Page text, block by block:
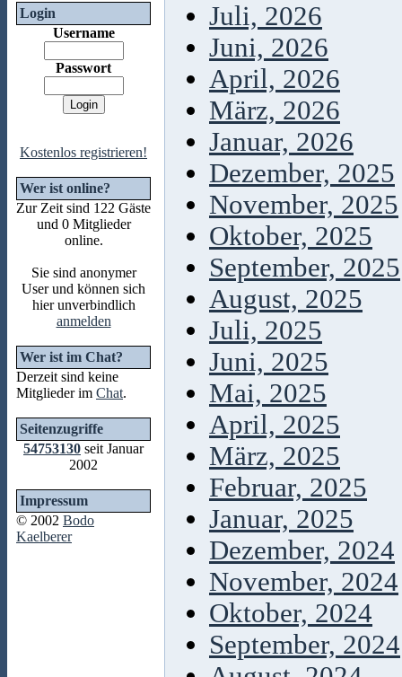
Login
Username
Passwort
Kostenlos registrieren!
Wer ist online?
Zur Zeit sind 122 Gäste
und 0 Mitglieder
online.
Sie sind anonymer
User und können sich
hier unverbindlich
anmelden
Wer ist im Chat?
Derzeit sind keine
Mitglieder im Chat.
Seitenzugriffe
54753130 seit Januar
2002
Impressum
© 2002 Bodo
Kaelberer
Juli, 2026
Juni, 2026
April, 2026
März, 2026
Januar, 2026
Dezember, 2025
November, 2025
Oktober, 2025
September, 2025
August, 2025
Juli, 2025
Juni, 2025
Mai, 2025
April, 2025
März, 2025
Februar, 2025
Januar, 2025
Dezember, 2024
November, 2024
Oktober, 2024
September, 2024